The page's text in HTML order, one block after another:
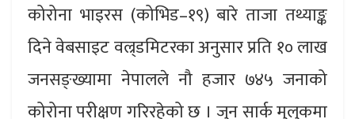
कोरोना भाइरस (कोभिड–१९) बारे ताजा तथ्याङ्क
दिने वेबसाइट वल्र्डमिटरका अनुसार प्रति १० लाख
जनसङ्ख्यामा नेपालले नौ हजार ७४५ जनाको
कोरोना परीक्षण गरिरहेको छ । जुन सार्क मुलुकमा